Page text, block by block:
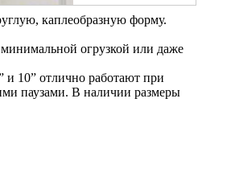
каплеобразную форму.
огрузкой или даже
и 10” отлично работают при
паузами. В наличии размеры